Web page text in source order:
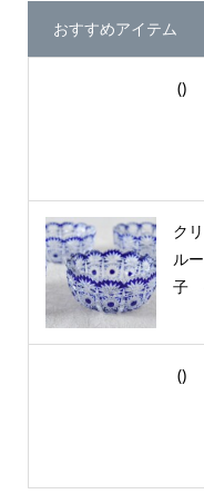
おすすめアイテム
()
ク
ル
子
()